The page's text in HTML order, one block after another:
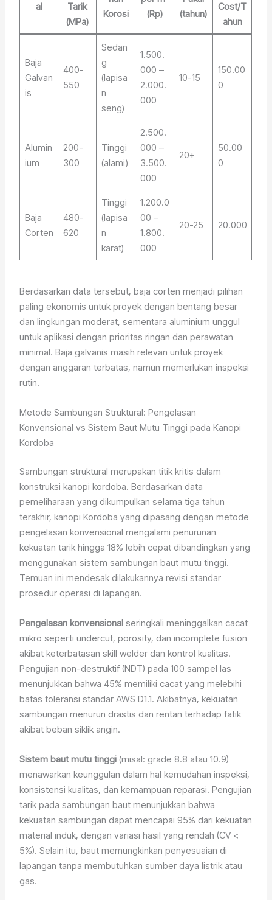
al
Tarik
(MPa)
Korosi
(Rp)
(tahun)
Cost/T
ahun
Baja
Galvan
is
400-
550
Sedan
g
(lapisa
n
seng)
1.500.
000 –
2.000.
000
10-15
150.00
0
Alumin
ium
200-
300
Tinggi
(alami)
2.500.
000 –
3.500.
000
20+
50.00
0
Baja
Corten
480-
620
Tinggi
(lapisa
n
karat)
1.200.0
00 –
1.800.
000
20-25 20.000
Berdasarkan data tersebut, baja corten menjadi pilihan
paling ekonomis untuk proyek dengan bentang besar
dan lingkungan moderat, sementara aluminium unggul
untuk aplikasi dengan prioritas ringan dan perawatan
minimal. Baja galvanis masih relevan untuk proyek
dengan anggaran terbatas, namun memerlukan inspeksi
rutin.
Metode Sambungan Struktural: Pengelasan
Konvensional vs Sistem Baut Mutu Tinggi pada Kanopi
Kordoba
Sambungan struktural merupakan titik kritis dalam
konstruksi kanopi kordoba. Berdasarkan data
pemeliharaan yang dikumpulkan selama tiga tahun
terakhir, kanopi Kordoba yang dipasang dengan metode
pengelasan konvensional mengalami penurunan
kekuatan tarik hingga 18% lebih cepat dibandingkan yang
menggunakan sistem sambungan baut mutu tinggi.
Temuan ini mendesak dilakukannya revisi standar
prosedur operasi di lapangan.
Pengelasan konvensional seringkali meninggalkan cacat
mikro seperti undercut, porosity, dan incomplete fusion
akibat keterbatasan skill welder dan kontrol kualitas.
Pengujian non-destruktif (NDT) pada 100 sampel las
menunjukkan bahwa 45% memiliki cacat yang melebihi
batas toleransi standar AWS D1.1. Akibatnya, kekuatan
sambungan menurun drastis dan rentan terhadap fatik
akibat beban siklik angin.
Sistem baut mutu tinggi (misal: grade 8.8 atau 10.9)
menawarkan keunggulan dalam hal kemudahan inspeksi,
konsistensi kualitas, dan kemampuan reparasi. Pengujian
tarik pada sambungan baut menunjukkan bahwa
kekuatan sambungan dapat mencapai 95% dari kekuatan
material induk, dengan variasi hasil yang rendah (CV <
5%). Selain itu, baut memungkinkan penyesuaian di
lapangan tanpa membutuhkan sumber daya listrik atau
gas.